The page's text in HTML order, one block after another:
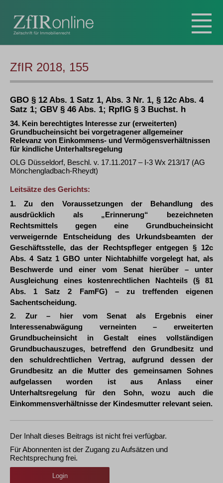
ZfIR 2018, 155
GBO § 12 Abs. 1 Satz 1, Abs. 3 Nr. 1, § 12c Abs. 4
Satz 1; GBV § 46 Abs. 1; RpflG § 3 Buchst. h
34. Kein berechtigtes Interesse zur (erweiterten)
Grundbucheinsicht bei vorgetragener allgemeiner
Relevanz von Einkommens- und Vermögensverhältnissen
für kindliche Unterhaltsregelung
OLG Düsseldorf, Beschl. v. 17.11.2017 – I-3 Wx 213/17 (AG
Mönchengladbach-Rheydt)
Leitsätze des Gerichts:
1. Zu den Voraussetzungen der Behandlung des
ausdrücklich als „Erinnerung“ bezeichneten
Rechtsmittels gegen eine Grundbucheinsicht
verweigernde Entscheidung des Urkundsbeamten der
Geschäftsstelle, das der Rechtspfleger entgegen § 12c
Abs. 4 Satz 1 GBO unter Nichtabhilfe vorgelegt hat, als
Beschwerde und einer vom Senat hierüber – unter
Ausgleichung eines kostenrechtlichen Nachteils (§ 81
Abs. 1 Satz 2 FamFG) – zu treffenden eigenen
Sachentscheidung.
2. Zur – hier vom Senat als Ergebnis einer
Interessenabwägung verneinten – erweiterten
Grundbucheinsicht in Gestalt eines vollständigen
Grundbuchauszuges, betreffend den Grundbesitz und
den schuldrechtlichen Vertrag, aufgrund dessen der
Grundbesitz an die Mutter des gemeinsamen Sohnes
aufgelassen worden ist aus Anlass einer
Unterhaltsregelung für den Sohn, wozu auch die
Einkommensverhältnisse der Kindesmutter relevant seien.
Der Inhalt dieses Beitrags ist nicht frei verfügbar.
Für Abonnenten ist der Zugang zu Aufsätzen und
Rechtsprechung frei.
Login